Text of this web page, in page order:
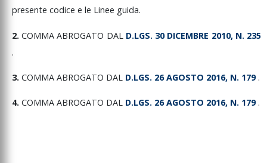
presente codice e le Linee guida.
2.COMMAABROGATO DAL D.LGS. 30 DICEMBRE 2010, N. 235
.
3. COMMA ABROGATO DAL D.LGS. 26AGOSTO 2016, N. 179 .
4. COMMA ABROGATO DAL D.LGS. 26AGOSTO 2016, N. 179 .